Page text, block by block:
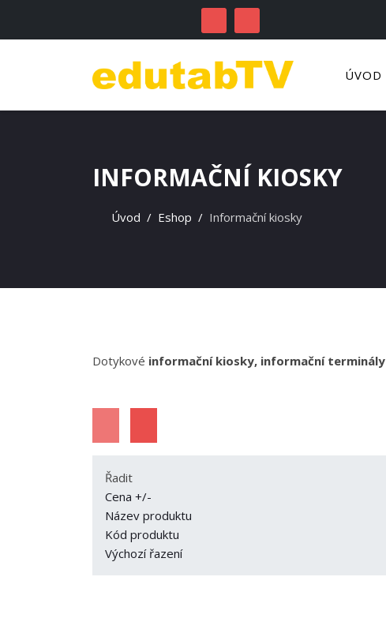
ÚVOD
INFORMAČNÍ KIOSKY
Úvod Eshop Informační kiosky
Dotykové informační kiosky, informační terminály
Řadit
Cena +/-
Název produktu
Kód produktu
Výchozí řazení